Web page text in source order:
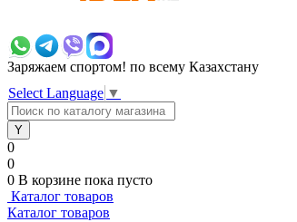
Заряжаем спортом! по всему Казахстану
Select Language ▼
0
0
0 В корзине пока пусто
Каталог товаров
Каталог товаров